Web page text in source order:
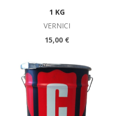
1 KG
VERNICI
15,00 €